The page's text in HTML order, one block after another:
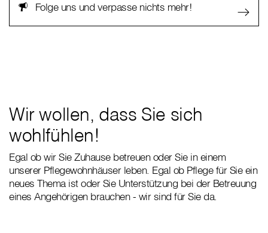
Folge uns und verpasse nichts mehr!
Wir wollen, dass Sie sich
wohlfühlen!
Egal ob wir Sie Zuhause betreuen oder Sie in einem
unserer Pflegewohnhäuser leben. Egal ob Pflege für Sie ein
neues Thema ist oder Sie Unterstützung bei der Betreuung
eines Angehörigen brauchen - wir sind für Sie da.